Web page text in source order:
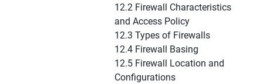
12.2 Firewall Characteristics
and Access Policy
12.3 Types of Firewalls
12.4 Firewall Basing
12.5 Firewall Location and
Configurations